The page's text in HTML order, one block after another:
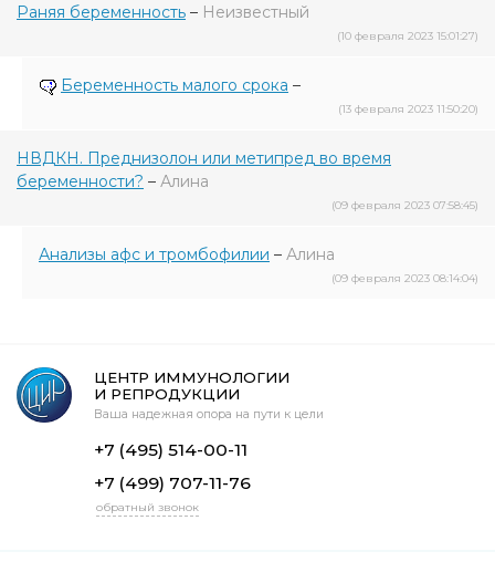
Раняя беременность – Неизвестный
(10 февраля 2023 15:01:27)
Беременность малого срока –
(13 февраля 2023 11:50:20)
НВДКН. Преднизолон или метипред во время
беременности? – Алина
(09 февраля 2023 07:58:45)
Анализы афс и тромбофилии – Алина
(09 февраля 2023 08:14:04)
ЦЕНТР ИММУНОЛОГИИ
И РЕПРОДУКЦИИ
Ваша надежная опора на пути к цели
+7 (495) 514-00-11
+7 (499) 707-11-76
обратный звонок